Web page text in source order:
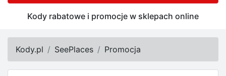
Kody rabatowe i promocje w sklepach online
Kody.pl SeePlaces Promocja